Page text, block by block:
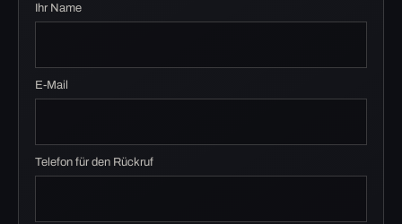
Ihr Name
E-Mail
Telefon für den Rückruf